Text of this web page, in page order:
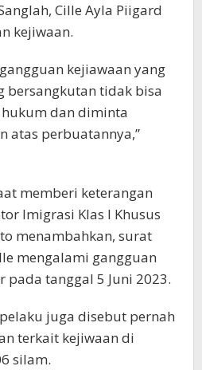
Cille Ayla Piigard
kejiwaan.
kejiawaan yang
bersangkutan tidak bisa
dan diminta
atas perbuatannya,”
memberi keterangan
Imigrasi Klas I Khusus
menambahkan, surat
mengalami gangguan
pada tanggal 5 Juni 2023.
juga disebut pernah
terkait kejiwaan di
silam.